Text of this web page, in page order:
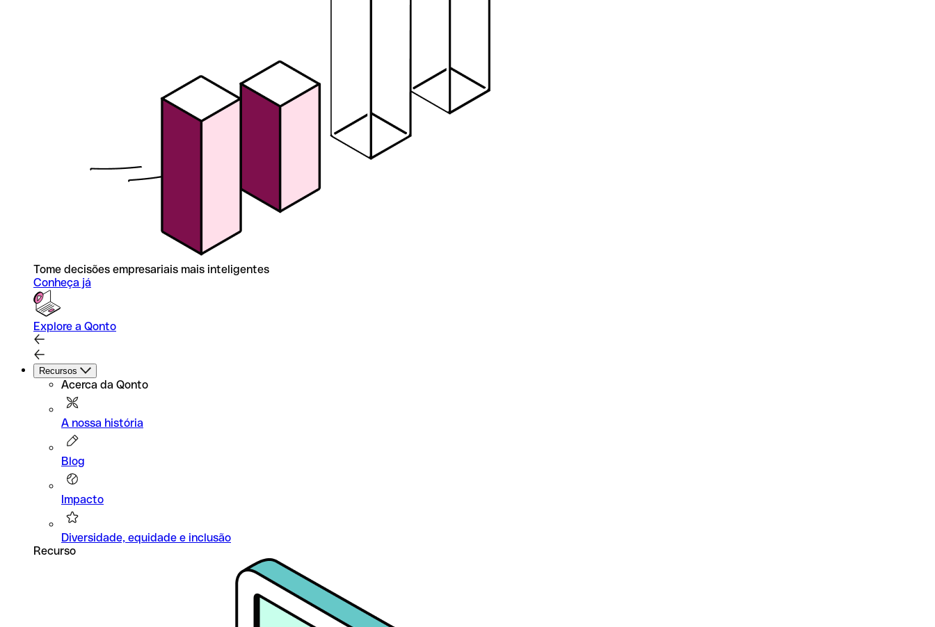
Tome decisões empresariais mais inteligentes
Conheça já
Explore a Qonto
Recursos
Acerca da Qonto
A nossa história
Blog
Impacto
Diversidade, equidade e inclusão
Recurso